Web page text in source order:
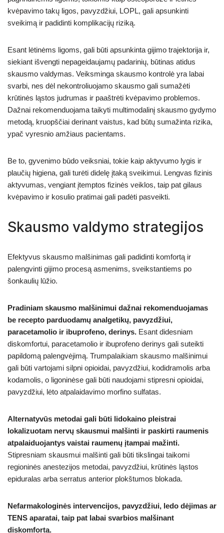
kvėpavimo takų ligos, pavyzdžiui, LOPL, gali apsunkinti
sveikimą ir padidinti komplikacijų riziką.
Esant lėtinėms ligoms, gali būti apsunkinta gijimo trajektorija ir,
siekiant išvengti nepageidaujamų padarinių, būtinas atidus
skausmo valdymas. Veiksminga skausmo kontrolė yra labai
svarbi, nes dėl nekontroliuojamo skausmo gali sumažėti
krūtinės ląstos judrumas ir paaštrėti kvėpavimo problemos.
Dažnai rekomenduojama taikyti multimodalinį skausmo gydymo
metodą, kruopščiai derinant vaistus, kad būtų sumažinta rizika,
ypač vyresnio amžiaus pacientams.
Be to, gyvenimo būdo veiksniai, tokie kaip aktyvumo lygis ir
plaučių higiena, gali turėti didelę įtaką sveikimui. Lengvas fizinis
aktyvumas, vengiant įtemptos fizinės veiklos, taip pat gilaus
kvėpavimo ir kosulio pratimai gali padėti pasveikti.
Skausmo valdymo strategijos
Efektyvus skausmo malšinimas gali padidinti komfortą ir
palengvinti gijimo procesą asmenims, sveikstantiems po
šonkaulių lūžio.
Pradiniam skausmo malšinimui dažnai rekomenduojamas
be recepto parduodamų analgetikų, pavyzdžiui,
paracetamolio ir ibuprofeno, derinys. Esant didesniam
diskomfortui, paracetamolio ir ibuprofeno derinys gali suteikti
papildomą palengvėjimą. Trumpalaikiam skausmo malšinimui
gali būti vartojami silpni opioidai, pavyzdžiui, kodidramolis arba
kodamolis, o ligoninėse gali būti naudojami stipresni opioidai,
pavyzdžiui, lėto atpalaidavimo morfino sulfatas.
Alternatyvūs metodai gali būti lidokaino pleistrai
lokalizuotam nervų skausmui malšinti ir paskirti raumenis
atpalaiduojantys vaistai raumenų įtampai mažinti.
Stipresniam skausmui malšinti gali būti tikslingai taikomi
regioninės anestezijos metodai, pavyzdžiui, krūtinės ląstos
epiduralas arba serratus anterior plokštumos blokada.
Nefarmakologinės intervencijos, pavyzdžiui, ledo dėjimas ar
TENS aparatai, taip pat labai svarbios malšinant
diskomfortą.